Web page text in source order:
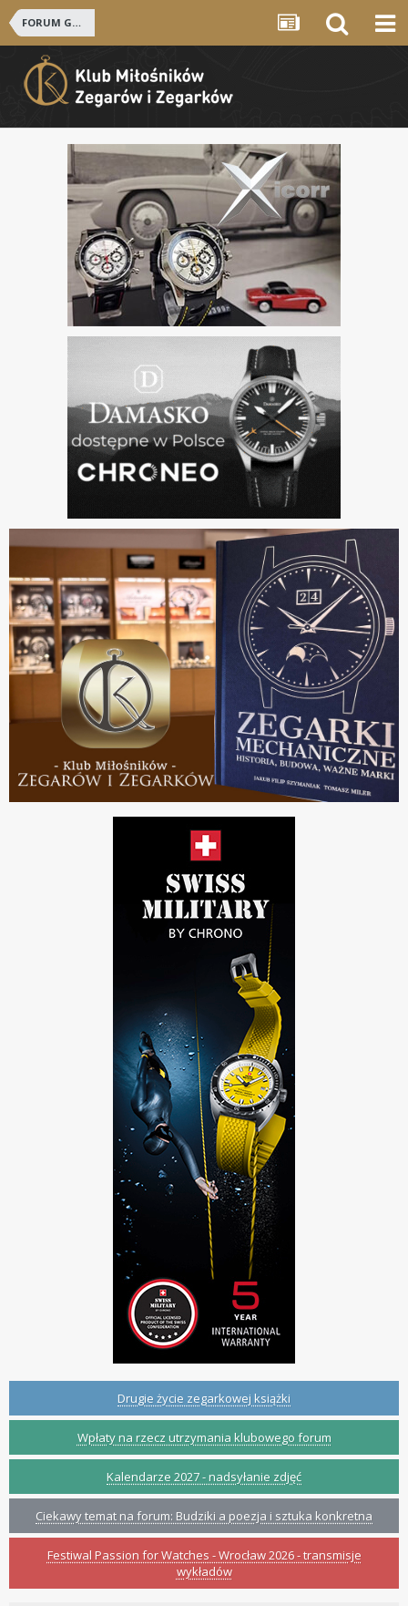
FORUM GŁÓWNE
Drugie życie zegarkowej książki
Wpłaty na rzecz utrzymania klubowego forum
Kalendarze 2027 - nadsyłanie zdjęć
Ciekawy temat na forum: Budziki a poezja i sztuka konkretna
Festiwal Passion for Watches - Wrocław 2026 - transmisje
wykładów